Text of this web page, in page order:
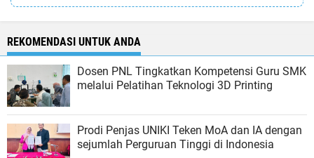
REKOMENDASI UNTUK ANDA
Dosen PNL Tingkatkan Kompetensi Guru SMK
melalui Pelatihan Teknologi 3D Printing
Prodi Penjas UNIKI Teken MoA dan IA dengan
sejumlah Perguruan Tinggi di Indonesia